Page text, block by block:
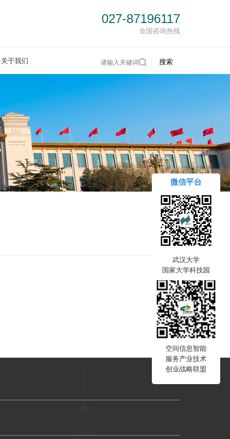
027-87196117
全国咨询热线
关于我们
微信平台
武汉大学
国家大学科技园
空间信息智能
服务产业技术
创业战略联盟